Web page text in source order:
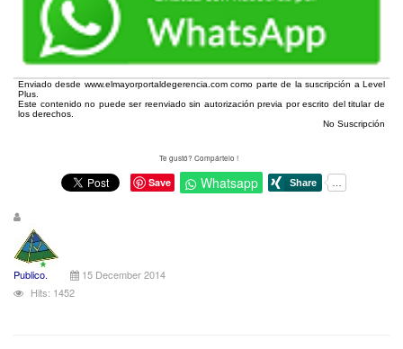
Enviado desde www.elmayorportaldegerencia.com como parte de la suscripción a Level
Plus.
Este contenido no puede ser reenviado sin autorización previa por escrito del titular de
los derechos.
No Suscripción
Te gustó? Compártelo !
Save Whatsapp
Publico.
15 December 2014
Hits: 1452